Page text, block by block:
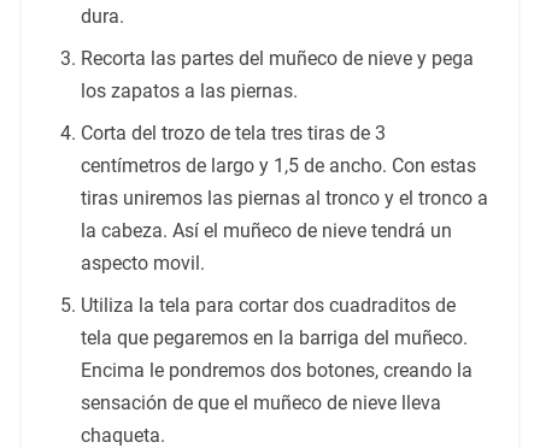
dura.
Recorta las partes del muñeco de nieve y pega
los zapatos a las piernas.
Corta del trozo de tela tres tiras de 3
centímetros de largo y 1,5 de ancho. Con estas
tiras uniremos las piernas al tronco y el tronco a
la cabeza. Así el muñeco de nieve tendrá un
aspecto movil.
Utiliza la tela para cortar dos cuadraditos de
tela que pegaremos en la barriga del muñeco.
Encima le pondremos dos botones, creando la
sensación de que el muñeco de nieve lleva
chaqueta.